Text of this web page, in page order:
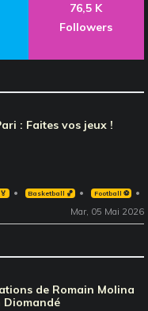
76,5 K
Followers
: Faites vos jeux !
Basketball 🏀 Football ⚽️
Mar, 05 Mai 2026
de Romain Molina
Diomandé